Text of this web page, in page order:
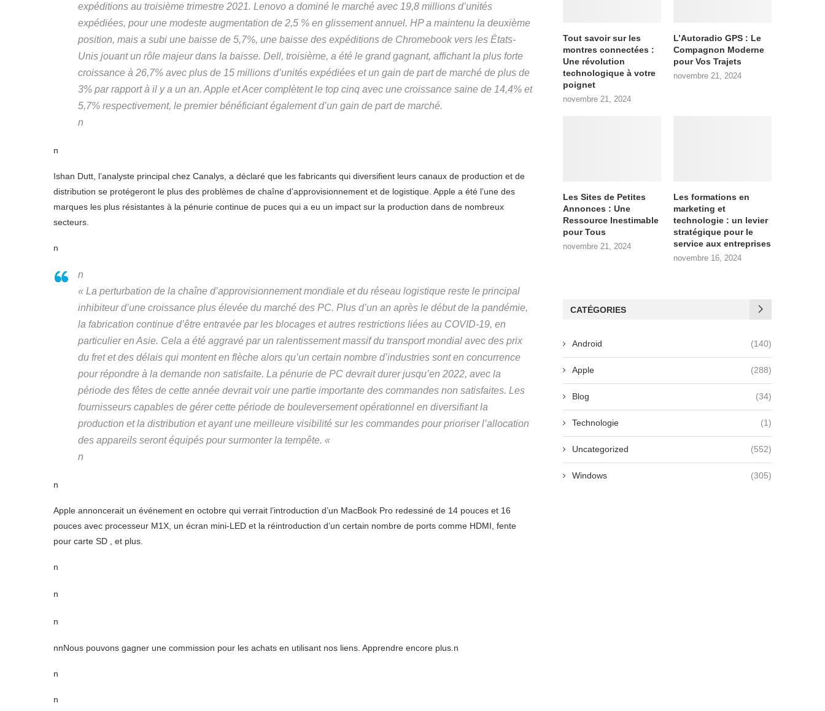
expéditions au troisième trimestre 2021. Lenovo a dominé le marché avec 19,8 millions d’unités
expédiées, pour une modeste augmentation de 2,5 % en glissement annuel. HP a maintenu la deuxième
position, mais a subi une baisse de 5,7%, une baisse des expéditions de Chromebook vers les États-
Unis jouant un rôle majeur dans la baisse. Dell, troisième, a été le grand gagnant, affichant la plus forte
croissance à 26,7% avec plus de 15 millions d’unités expédiées et un gain de part de marché de plus de
3% par rapport à il y a un an. Apple et Acer complètent le top cinq avec une croissance saine de 14,4% et
5,7% respectivement, le premier bénéficiant également d’un gain de part de marché.
n
n
Ishan Dutt, l’analyste principal chez Canalys, a déclaré que les fabricants qui diversifient leurs canaux de production et de
distribution se protégeront le plus des problèmes de chaîne d’approvisionnement et de logistique. Apple a été l’une des
marques les plus résistantes à la pénurie continue de puces qui a eu un impact sur la production dans de nombreux
secteurs.
n
n
« La perturbation de la chaîne d’approvisionnement mondiale et du réseau logistique reste le principal
inhibiteur d’une croissance plus élevée du marché des PC. Plus d’un an après le début de la pandémie,
la fabrication continue d’être entravée par les blocages et autres restrictions liées au COVID-19, en
particulier en Asie. Cela a été aggravé par un ralentissement massif du transport mondial avec des prix
du fret et des délais qui montent en flèche alors qu’un certain nombre d’industries sont en concurrence
pour répondre à la demande non satisfaite. La pénurie de PC devrait durer jusqu’en 2022, avec la
période des fêtes de cette année devrait voir une partie importante des commandes non satisfaites. Les
fournisseurs capables de gérer cette période de bouleversement opérationnel en diversifiant la
production et la distribution et ayant une meilleure visibilité sur les commandes pour prioriser l’allocation
des appareils seront équipés pour surmonter la tempête. «
n
n
Apple annoncerait un événement en octobre qui verrait l’introduction d’un MacBook Pro redessiné de 14 pouces et 16
pouces avec processeur M1X, un écran mini-LED et la réintroduction d’un certain nombre de ports comme HDMI, fente
pour carte SD , et plus.
n
n
n
nnNous pouvons gagner une commission pour les achats en utilisant nos liens. Apprendre encore plus.n
n
n
Tout savoir sur les
montres connectées :
Une révolution
technologique à votre
poignet
novembre 21, 2024
L’Autoradio GPS : Le
Compagnon Moderne
pour Vos Trajets
novembre 21, 2024
Les Sites de Petites
Annonces : Une
Ressource Inestimable
pour Tous
novembre 21, 2024
Les formations en
marketing et
technologie : un levier
stratégique pour le
service aux entreprises
novembre 16, 2024
CATÉGORIES
Android (140)
Apple (288)
Blog (34)
Technologie (1)
Uncategorized (552)
Windows (305)